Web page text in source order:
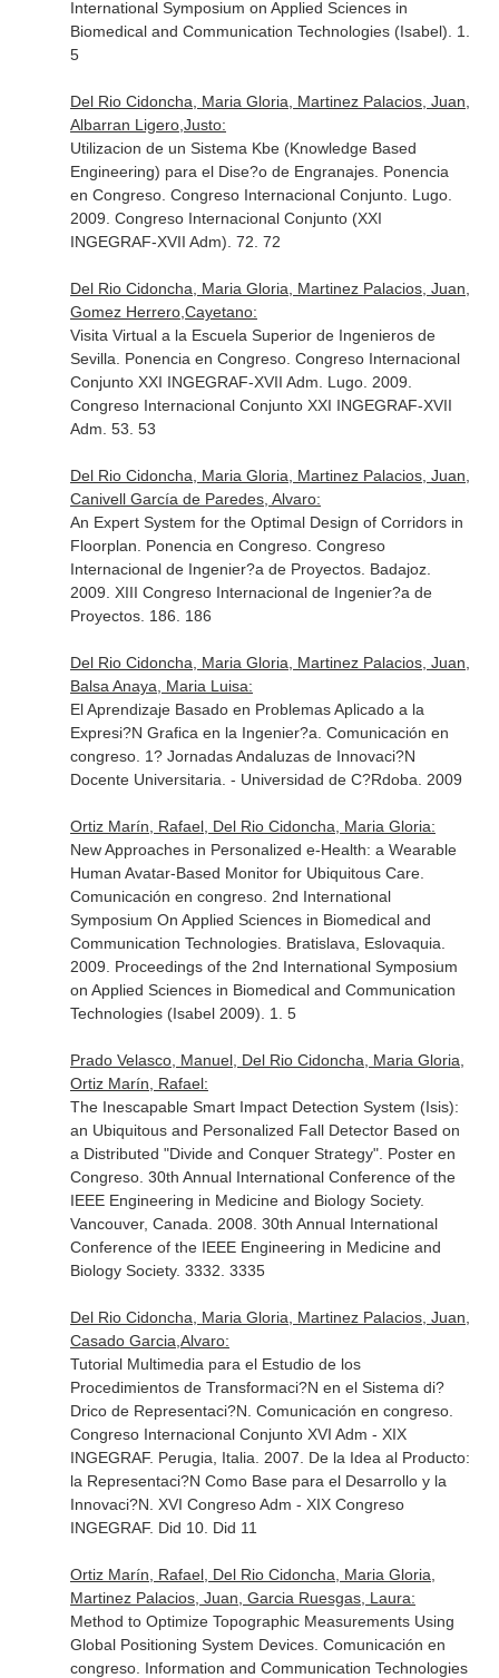
International Symposium on Applied Sciences in
Biomedical and Communication Technologies (Isabel). 1.
5
Del Rio Cidoncha, Maria Gloria, Martinez Palacios, Juan,
Albarran Ligero,Justo:
Utilizacion de un Sistema Kbe (Knowledge Based
Engineering) para el Dise?o de Engranajes. Ponencia
en Congreso. Congreso Internacional Conjunto. Lugo.
2009. Congreso Internacional Conjunto (XXI
INGEGRAF-XVII Adm). 72. 72
Del Rio Cidoncha, Maria Gloria, Martinez Palacios, Juan,
Gomez Herrero,Cayetano:
Visita Virtual a la Escuela Superior de Ingenieros de
Sevilla. Ponencia en Congreso. Congreso Internacional
Conjunto XXI INGEGRAF-XVII Adm. Lugo. 2009.
Congreso Internacional Conjunto XXI INGEGRAF-XVII
Adm. 53. 53
Del Rio Cidoncha, Maria Gloria, Martinez Palacios, Juan,
Canivell García de Paredes, Alvaro:
An Expert System for the Optimal Design of Corridors in
Floorplan. Ponencia en Congreso. Congreso
Internacional de Ingenier?a de Proyectos. Badajoz.
2009. XIII Congreso Internacional de Ingenier?a de
Proyectos. 186. 186
Del Rio Cidoncha, Maria Gloria, Martinez Palacios, Juan,
Balsa Anaya, Maria Luisa:
El Aprendizaje Basado en Problemas Aplicado a la
Expresi?N Grafica en la Ingenier?a. Comunicación en
congreso. 1? Jornadas Andaluzas de Innovaci?N
Docente Universitaria. - Universidad de C?Rdoba. 2009
Ortiz Marín, Rafael, Del Rio Cidoncha, Maria Gloria:
New Approaches in Personalized e-Health: a Wearable
Human Avatar-Based Monitor for Ubiquitous Care.
Comunicación en congreso. 2nd International
Symposium On Applied Sciences in Biomedical and
Communication Technologies. Bratislava, Eslovaquia.
2009. Proceedings of the 2nd International Symposium
on Applied Sciences in Biomedical and Communication
Technologies (Isabel 2009). 1. 5
Prado Velasco, Manuel, Del Rio Cidoncha, Maria Gloria,
Ortiz Marín, Rafael:
The Inescapable Smart Impact Detection System (Isis):
an Ubiquitous and Personalized Fall Detector Based on
a Distributed "Divide and Conquer Strategy". Poster en
Congreso. 30th Annual International Conference of the
IEEE Engineering in Medicine and Biology Society.
Vancouver, Canada. 2008. 30th Annual International
Conference of the IEEE Engineering in Medicine and
Biology Society. 3332. 3335
Del Rio Cidoncha, Maria Gloria, Martinez Palacios, Juan,
Casado Garcia,Alvaro:
Tutorial Multimedia para el Estudio de los
Procedimientos de Transformaci?N en el Sistema di?
Drico de Representaci?N. Comunicación en congreso.
Congreso Internacional Conjunto XVI Adm - XIX
INGEGRAF. Perugia, Italia. 2007. De la Idea al Producto:
la Representaci?N Como Base para el Desarrollo y la
Innovaci?N. XVI Congreso Adm - XIX Congreso
INGEGRAF. Did 10. Did 11
Ortiz Marín, Rafael, Del Rio Cidoncha, Maria Gloria,
Martinez Palacios, Juan, Garcia Ruesgas, Laura:
Method to Optimize Topographic Measurements Using
Global Positioning System Devices. Comunicación en
congreso. Information and Communication Technologies